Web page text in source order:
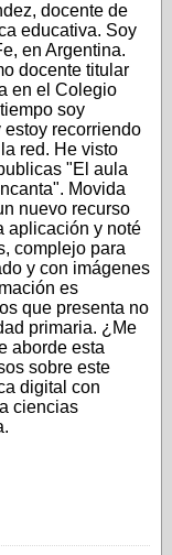
docente de
educativa. Soy
en Argentina.
docente titular
en el Colegio
soy
estoy recorriendo
red. He visto
"El aula
Movida
nuevo recurso
aplicación y noté
complejo para
y con imágenes
es
que presenta no
primaria. ¿Me
aborde esta
sobre este
digital con
ciencias